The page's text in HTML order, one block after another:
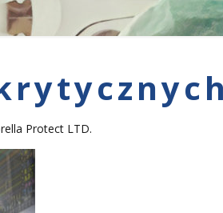
Protect LTD.